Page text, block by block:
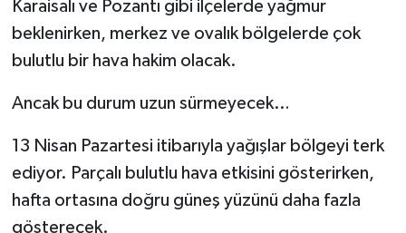
Karaisalı ve Pozantı gibi ilçelerde yağmur
beklenirken, merkez ve ovalık bölgelerde çok
bulutlu bir hava hakim olacak.
Ancak bu durum uzun sürmeyecek…
13 Nisan Pazartesi itibarıyla yağışlar bölgeyi terk
ediyor. Parçalı bulutlu hava etkisini gösterirken,
hafta ortasına doğru güneş yüzünü daha fazla
gösterecek.